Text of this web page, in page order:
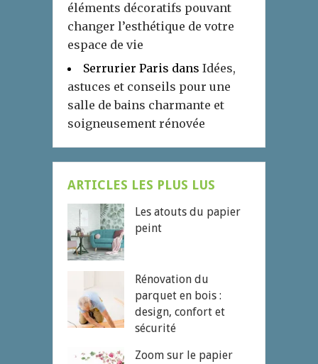
éléments décoratifs pouvant
changer l’esthétique de votre
espace de vie
Serrurier Paris dans Idées,
astuces et conseils pour une
salle de bains charmante et
soigneusement rénovée
ARTICLES LES PLUS LUS
Les atouts du papier
peint
Rénovation du
parquet en bois :
design, confort et
sécurité
Zoom sur le papier